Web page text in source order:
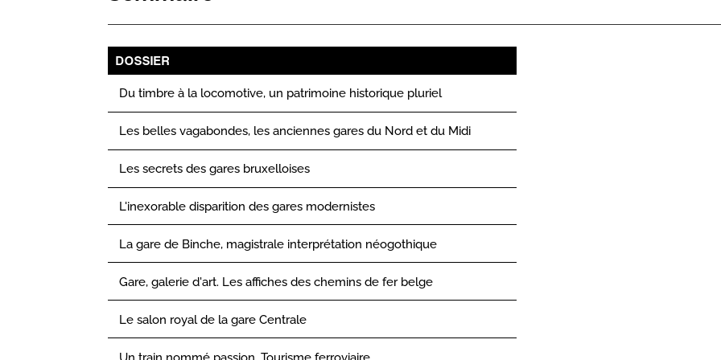
DOSSIER
Du timbre à la locomotive, un patrimoine historique pluriel
Les belles vagabondes, les anciennes gares du Nord et du Midi
Les secrets des gares bruxelloises
L'inexorable disparition des gares modernistes
La gare de Binche, magistrale interprétation néogothique
Gare, galerie d'art. Les affiches des chemins de fer belge
Le salon royal de la gare Centrale
Un train nommé passion. Tourisme ferroviaire